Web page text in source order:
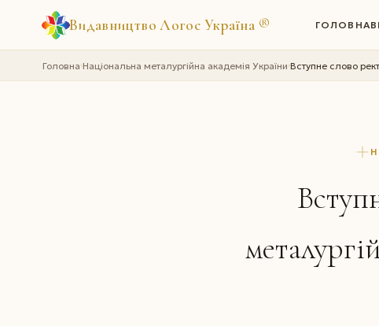
Видавництво Логос Україна ® ГОЛОВНА
Головна›Національна металургійна академія України›Вступне слово